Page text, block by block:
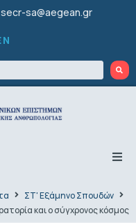
secr-sa@aegean.gr
ΣΤ' Εξάμηνο Σπουδών
και ο σύγχρονος κόσμος